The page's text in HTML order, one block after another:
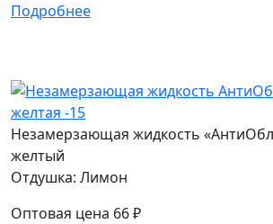
Подробнее
Незамерзающая жидкость
желтый
Отдушка: Лимон
Оптовая цена 66₽